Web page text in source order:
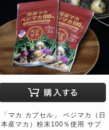
「マカ カプセル」 ベジマカ（日
本産マカ）粉末100％使用 サプ